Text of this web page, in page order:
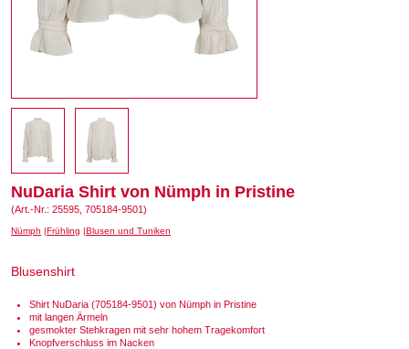
NuDaria Shirt von Nümph in Pristine
(Art.-Nr.: 25595, 705184-9501)
Nümph Frühling Blusen und Tuniken
Blusenshirt
Shirt NuDaria (705184-9501) von Nümph in Pristine
mit langen Ärmeln
gesmokter Stehkragen mit sehr hohem Tragekomfort
Knopfverschluss im Nacken